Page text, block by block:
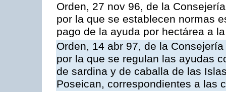
Orden, 27 nov 96, de la
por la que se establecen normas
pago de la ayuda por hectárea a
Orden, 14 abr 97, de la
por la que se regulan las ayudas
de sardina y de caballa de las
Poseican, correspondientes a las